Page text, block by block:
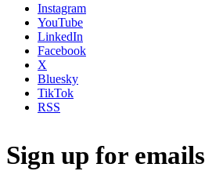
Instagram
YouTube
LinkedIn
Facebook
X
Bluesky
TikTok
RSS
Sign up for emails